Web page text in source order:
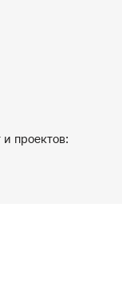
проектов: